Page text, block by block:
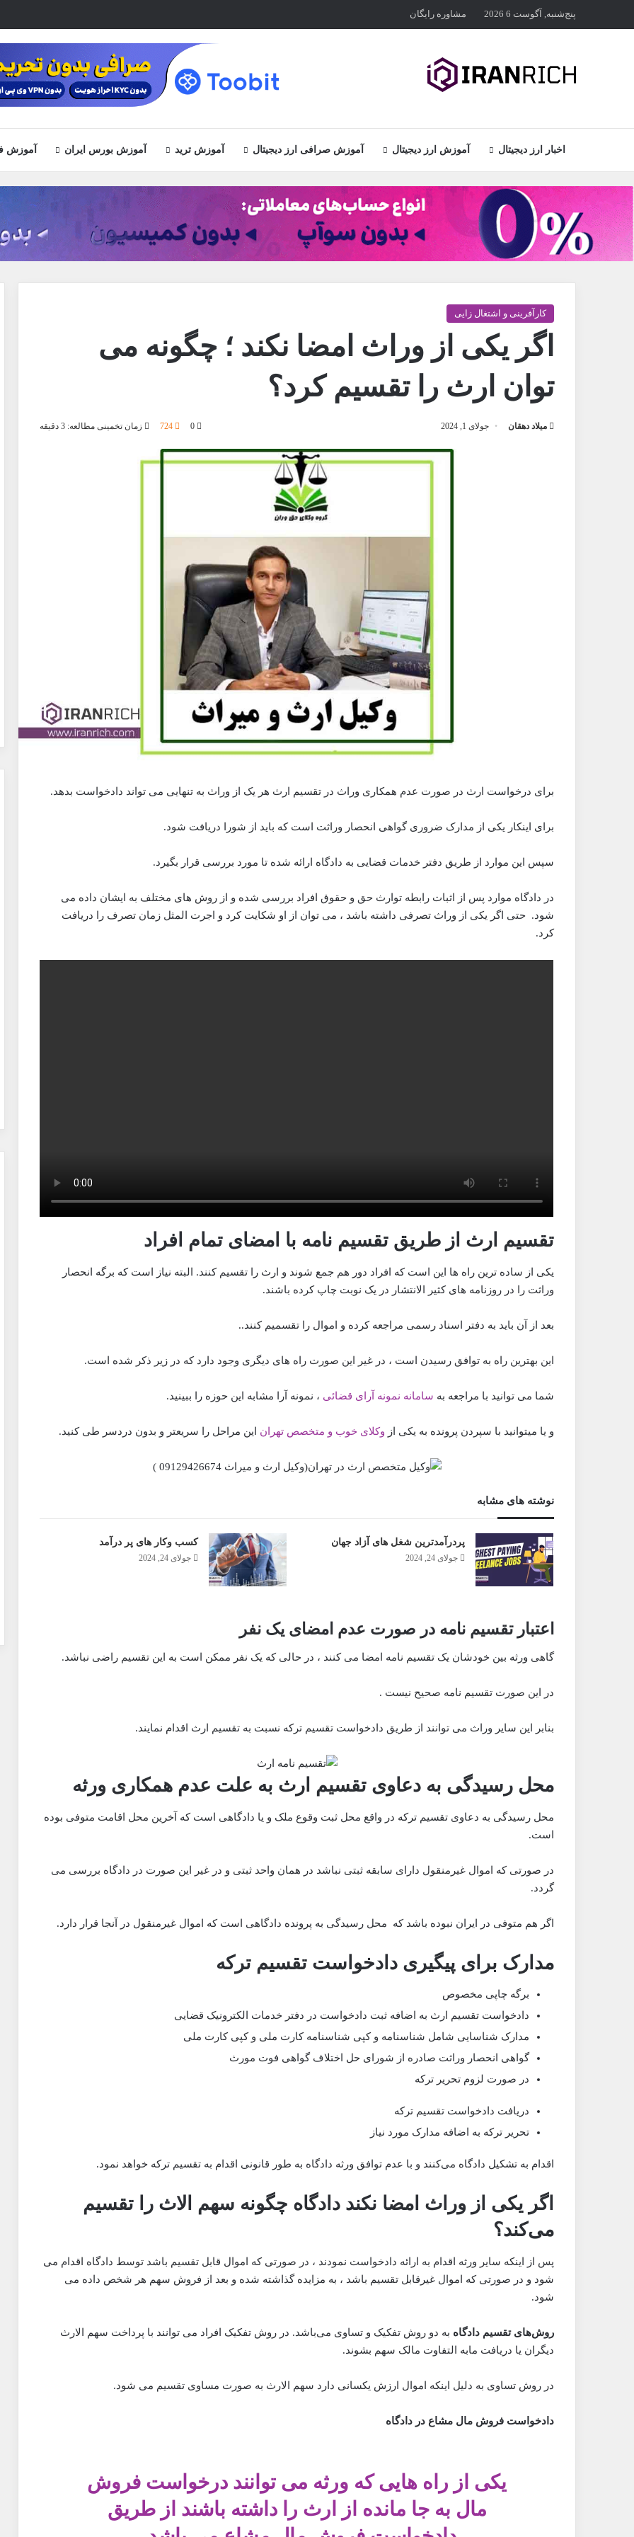
پنج‌شنبه, آگوست 6 2026 مشاوره رایگان
اخبار ارز دیجیتال آموزش ارز دیجیتال آموزش صرافی ارز دیجیتال آموزش ترید آموزش بورس ایران آموزش
کارآفرینی و اشتغال زایی
اگر یکی از وراث امضا نکند ؛ چگونه می
توان ارث را تقسیم کرد؟
میلاد دهقان جولای 1, 2024 0
724 زمان تخمینی مطالعه: 3 دقیقه
برای درخواست ارث در صورت عدم همکاری وراث در تقسیم ارث هر یک از وراث به تنهایی می تواند دادخواست بدهد.
برای اینکار یکی از مدارک ضروری گواهی انحصار وراثت است که باید از شورا دریافت شود.
سپس این موارد از طریق دفتر خدمات قضایی به دادگاه ارائه شده تا مورد بررسی قرار بگیرد.
در دادگاه موارد پس از اثبات رابطه توارث حق و حقوق افراد بررسی شده و از روش های مختلف به ایشان داده می
شود. حتی اگر یکی از وراث تصرفی داشته باشد ، می توان از او شکایت کرد و اجرت المثل زمان تصرف را دریافت
کرد.
تقسیم ارث از طریق تقسیم نامه با امضای تمام افراد
یکی از ساده ترین راه ها این است که افراد دور هم جمع شوند و ارث را تقسیم کنند. البته نیاز است که برگه انحصار
وراثت را در روزنامه های کثیر الانتشار در یک نوبت چاپ کرده باشند.
بعد از آن باید به دفتر اسناد رسمی مراجعه کرده و اموال را تقسمیم کنند..
این بهترین راه به توافق رسیدن است ، در غیر این صورت راه های دیگری وجود دارد که در زیر ذکر شده است.
شما می توانید با مراجعه به سامانه نمونه آرای قضائی ، نمونه آرا مشابه این حوزه را ببینید.
و یا میتوانید با سپردن پرونده به یکی از وکلای خوب و متخصص تهران این مراحل را سریعتر و بدون دردسر طی کنید.
(وکیل ارث و میراث 09129426674 )
نوشته های مشابه
پردرآمدترین شغل های آزاد جهان
جولای 24, 2024
کسب وکار های پر درآمد
جولای 24, 2024
اعتبار تقسیم نامه در صورت عدم امضای یک نفر
گاهی ورثه بین خودشان یک تقسیم نامه امضا می کنند ، در حالی که یک نفر ممکن است به این تقسیم راضی نباشد.
در این صورت تقسیم نامه صحیح نیست .
بنابر این سایر وراث می توانند از طریق دادخواست تقسیم ترکه نسبت به تقسیم ارث اقدام نمایند.
محل رسیدگی به دعاوی تقسیم ارث به علت عدم همکاری ورثه
محل رسیدگی به دعاوی تقسیم ترکه در واقع محل ثبت وقوع ملک و یا دادگاهی است که آخرین محل اقامت متوفی بوده
است.
در صورتی که اموال غیرمنقول دارای سابقه ثبتی نباشد در همان واحد ثبتی و در غیر این صورت در دادگاه بررسی می
گردد.
اگر هم متوفی در ایران نبوده باشد که محل رسیدگی به پرونده دادگاهی است که اموال غیرمنقول در آنجا قرار دارد.
مدارک برای پیگیری دادخواست تقسیم ترکه
برگه چاپی مخصوص
دادخواست تقسیم ارث به اضافه ثبت دادخواست در دفتر خدمات الکترونیک قضایی
مدارک شناسایی شامل شناسنامه و کپی شناسنامه کارت ملی و کپی کارت ملی
گواهی انحصار وراثت صادره از شورای حل اختلاف گواهی فوت مورث
در صورت لزوم تحریر ترکه
دریافت دادخواست تقسیم ترکه
تحریر ترکه به اضافه مدارک مورد نیاز
اقدام به تشکیل دادگاه می‌کنند و با عدم توافق ورثه دادگاه به طور قانونی اقدام به تقسیم ترکه خواهد نمود.
اگر یکی از وراث امضا نکند دادگاه چگونه سهم الاث را تقسیم
می‌کند؟
پس از اینکه سایر ورثه اقدام به ارائه دادخواست نمودند ، در صورتی که اموال قابل تقسیم باشد توسط دادگاه اقدام می
شود و در صورتی که اموال غیرقابل تقسیم باشد ، به مزایده گذاشته شده و بعد از فروش سهم هر شخص داده می
شود.
روش‌های تقسیم دادگاه به دو روش تفکیک و تساوی می‌باشد. در روش تفکیک افراد می توانند با پرداخت سهم الارث
دیگران یا دریافت مابه التفاوت مالک سهم بشوند.
در روش تساوی به دلیل اینکه اموال ارزش یکسانی دارد سهم الارث به صورت مساوی تقسیم می شود.
دادخواست فروش مال مشاع در دادگاه
یکی از راه هایی که ورثه می توانند درخواست فروش
مال به جا مانده از ارث را داشته باشند از طریق